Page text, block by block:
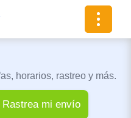
Toggle
horarios, rastreo y más.
Rastrea mi envío